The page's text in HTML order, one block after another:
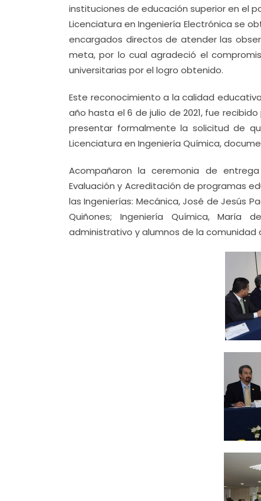
instituciones de educación superior en el
Licenciatura en Ingeniería Electrónica se
encargados directos de atender las
meta, por lo cual agradeció el
universitarias por el logro obtenido.
Este reconocimiento a la calidad
año hasta el 6 de julio de 2021, fue
presentar formalmente la solicitud de
Licenciatura en Ingeniería Química,
Acompañaron la ceremonia de
Evaluación y Acreditación de programas
las Ingenierías: Mecánica, José de Jesús
Quiñones; Ingeniería Química, María
administrativo y alumnos de la comunidad